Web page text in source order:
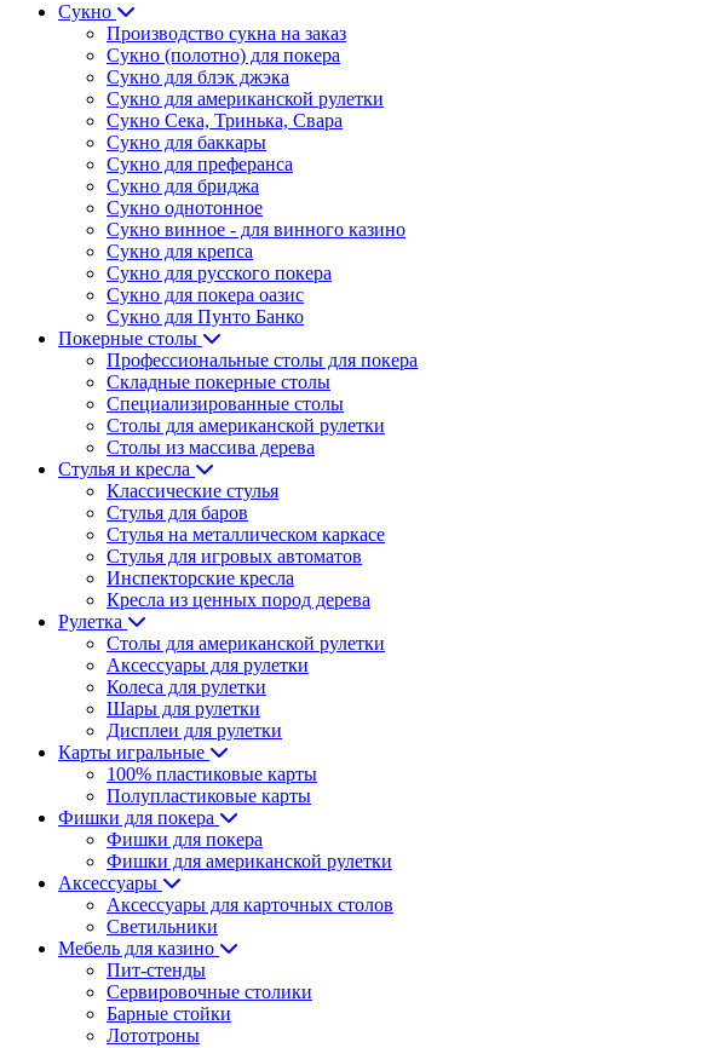
Сукно
Производство сукна на заказ
Сукно (полотно) для покера
Сукно для блэк джэка
Сукно для американской рулетки
Сукно Сека, Тринька, Свара
Сукно для баккары
Сукно для преферанса
Сукно для бриджа
Сукно однотонное
Сукно винное - для винного казино
Сукно для крепса
Сукно для русского покера
Сукно для покера оазис
Сукно для Пунто Банко
Покерные столы
Профессиональные столы для покера
Складные покерные столы
Специализированные столы
Столы для американской рулетки
Столы из массива дерева
Стулья и кресла
Классические стулья
Стулья для баров
Стулья на металлическом каркасе
Стулья для игровых автоматов
Инспекторские кресла
Кресла из ценных пород дерева
Рулетка
Столы для американской рулетки
Аксессуары для рулетки
Колеса для рулетки
Шары для рулетки
Дисплеи для рулетки
Карты игральные
100% пластиковые карты
Полупластиковые карты
Фишки для покера
Фишки для покера
Фишки для американской рулетки
Аксессуары
Аксессуары для карточных столов
Светильники
Мебель для казино
Пит-стенды
Сервировочные столики
Барные стойки
Лототроны